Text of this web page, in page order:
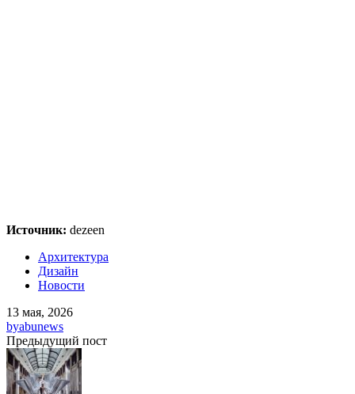
Источник: dezeen
Архитектура
Дизайн
Новости
13 мая, 2026
byabunews
Предыдущий пост